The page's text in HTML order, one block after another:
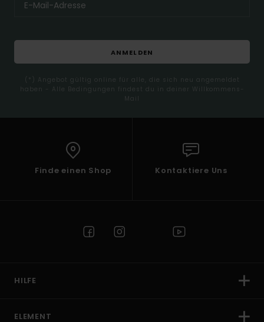
ANMELDEN
(*) Angebot gültig online für alle, die sich neu angemeldet
haben - Alle Bedingungen findest du in deiner Willkommens-
Mail
Finde einen Shop Kontaktiere Uns
HILFE
ELEMENT